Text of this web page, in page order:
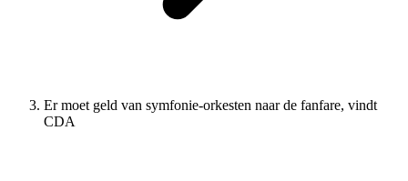
Er moet geld van symfonie-orkesten naar de fanfare, vindt
CDA